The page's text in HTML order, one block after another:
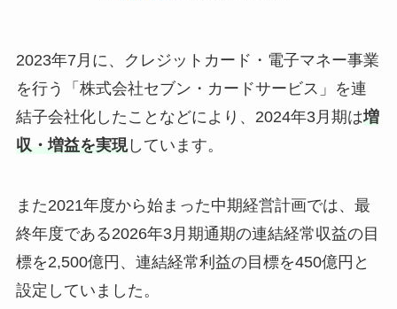
2023年7月に、クレジットカード・電子マネー事業
を行う「株式会社セブン・カードサービス」を連
結子会社化したことなどにより、2024年3月期は増
収・増益を実現しています。
また2021年度から始まった中期経営計画では、最
終年度である2026年3月期通期の連結経常収益の目
標を2,500億円、連結経常利益の目標を450億円と
設定していました。